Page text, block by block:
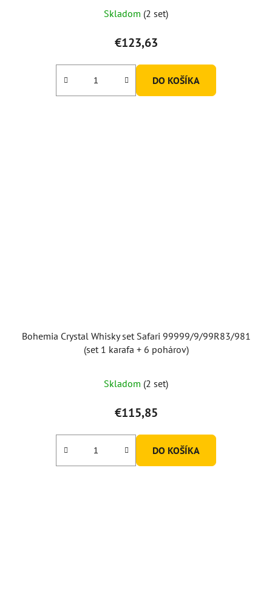
Skladom (2 set)
€123,63
DO KOŠÍKA
Bohemia Crystal Whisky set Safari 99999/9/99R83/981
(set 1 karafa + 6 pohárov)
Skladom (2 set)
€115,85
DO KOŠÍKA